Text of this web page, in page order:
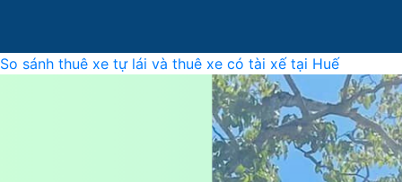
So sánh thuê xe tự lái và thuê xe có tài xế tại Huế